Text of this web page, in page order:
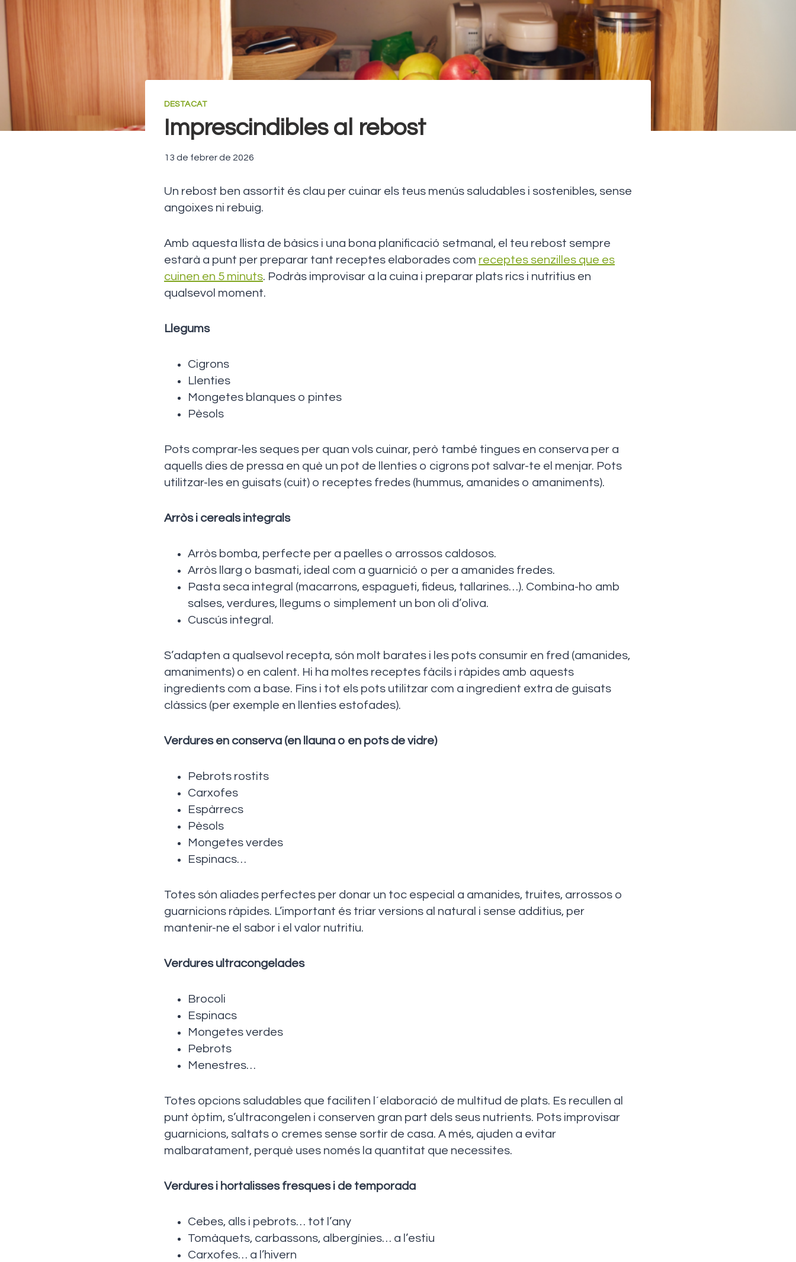
DESTACAT
Imprescindibles al rebost
13 de febrer de 2026
Un rebost ben assortit és clau per cuinar els teus menús saludables i sostenibles, sense
angoixes ni rebuig.
Amb aquesta llista de bàsics i una bona planificació setmanal, el teu rebost sempre
estarà a punt per preparar tant receptes elaborades com receptes senzilles que es
cuinen en 5 minuts. Podràs improvisar a la cuina i preparar plats rics i nutritius en
qualsevol moment.
Llegums
Cigrons
Llenties
Mongetes blanques o pintes
Pèsols
Pots comprar-les seques per quan vols cuinar, però també tingues en conserva per a
aquells dies de pressa en què un pot de llenties o cigrons pot salvar-te el menjar. Pots
utilitzar-les en guisats (cuit) o ​​receptes fredes (hummus, amanides o amaniments).
Arròs i cereals integrals
Arròs bomba, perfecte per a paelles o arrossos caldosos.
Arròs llarg o basmati, ideal com a guarnició o per a amanides fredes.
Pasta seca integral (macarrons, espagueti, fideus, tallarines…). Combina-ho amb
salses, verdures, llegums o simplement un bon oli d’oliva.
Cuscús integral.
S’adapten a qualsevol recepta, són molt barates i les pots consumir en fred (amanides,
amaniments) o en calent. Hi ha moltes receptes fàcils i ràpides amb aquests
ingredients com a base. Fins i tot els pots utilitzar com a ingredient extra de guisats
clàssics (per exemple en llenties estofades).
Verdures en conserva (en llauna o en pots de vidre)
Pebrots rostits
Carxofes
Espàrrecs
Pèsols
Mongetes verdes
Espinacs…
Totes són aliades perfectes per donar un toc especial a amanides, truites, arrossos o
guarnicions ràpides. L’important és triar versions al natural i sense additius, per
mantenir-ne el sabor i el valor nutritiu.
Verdures ultracongelades
Brocoli
Espinacs
Mongetes verdes
Pebrots
Menestres…
Totes opcions saludables que faciliten l´elaboració de multitud de plats. Es recullen al
punt òptim, s’ultracongelen i conserven gran part dels seus nutrients. Pots improvisar
guarnicions, saltats o cremes sense sortir de casa. A més, ajuden a evitar
malbaratament, perquè uses només la quantitat que necessites.
Verdures i hortalisses fresques i de temporada
Cebes, alls i pebrots… tot l’any
Tomàquets, carbassons, albergínies… a l’estiu
Carxofes… a l’hivern